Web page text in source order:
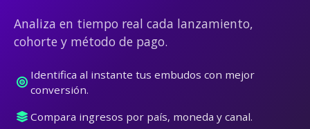
Analiza en tiempo real cada lanzamiento,
cohorte y método de pago.
Identifica al instante tus embudos con mejor
conversión.
Compara ingresos por país, moneda y canal.